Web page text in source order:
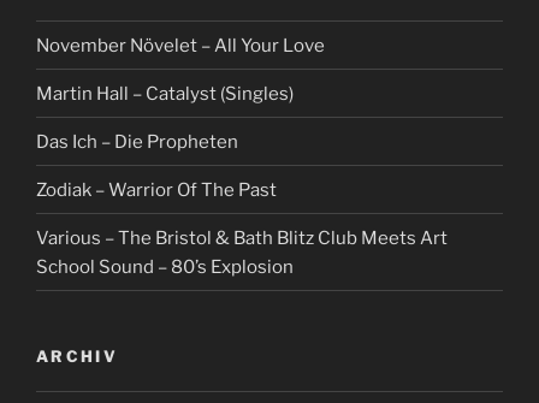
November Növelet – All Your Love
Martin Hall – Catalyst (Singles)
Das Ich – Die Propheten
Zodiak – Warrior Of The Past
Various – The Bristol & Bath Blitz Club Meets Art
School Sound – 80’s Explosion
ARCHIV